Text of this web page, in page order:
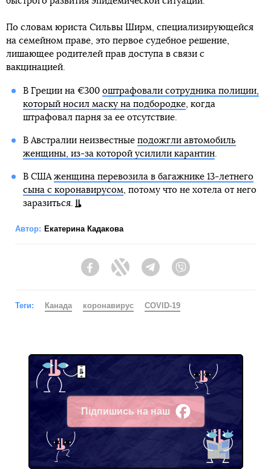
По словам юриста Сильвы Ширм, специализирующейся
на семейном праве, это первое судебное решение,
лишающее родителей прав доступа в связи с
вакцинацией.
В Греции на €300 оштрафовали сотрудника полиции,
который носил маску на подбородке, когда
штрафовал парня за ее отсутствие.
В Австралии неизвестные подожгли автомобиль
женщины, из-за которой усилили карантин.
В США женщина перевозила в багажнике 13-летнего
сына с коронавирусом, потому что не хотела от него
заразиться.
Автор: Екатерина Кадакова
FacebookTwitter Telegram
Теги: Канада коронавирус COVID-19
Підпишись на наш
Facebook